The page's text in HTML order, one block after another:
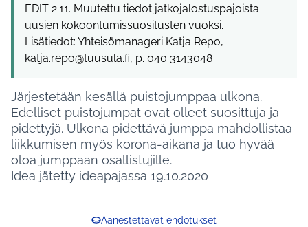
EDIT 2.11. Muutettu tiedot jatkojalostuspajoista
uusien kokoontumissuositusten vuoksi.
Lisätiedot: Yhteisömanageri Katja Repo,
katja.repo@tuusula.fi, p. 040 3143048
Järjestetään kesällä puistojumppaa ulkona.
Edelliset puistojumpat ovat olleet suosittuja ja
pidettyjä. Ulkona pidettävä jumppa mahdollistaa
liikkumisen myös korona-aikana ja tuo hyvää
oloa jumppaan osallistujille.
Idea jätetty ideapajassa 19.10.2020
Äänestettävät ehdotukset